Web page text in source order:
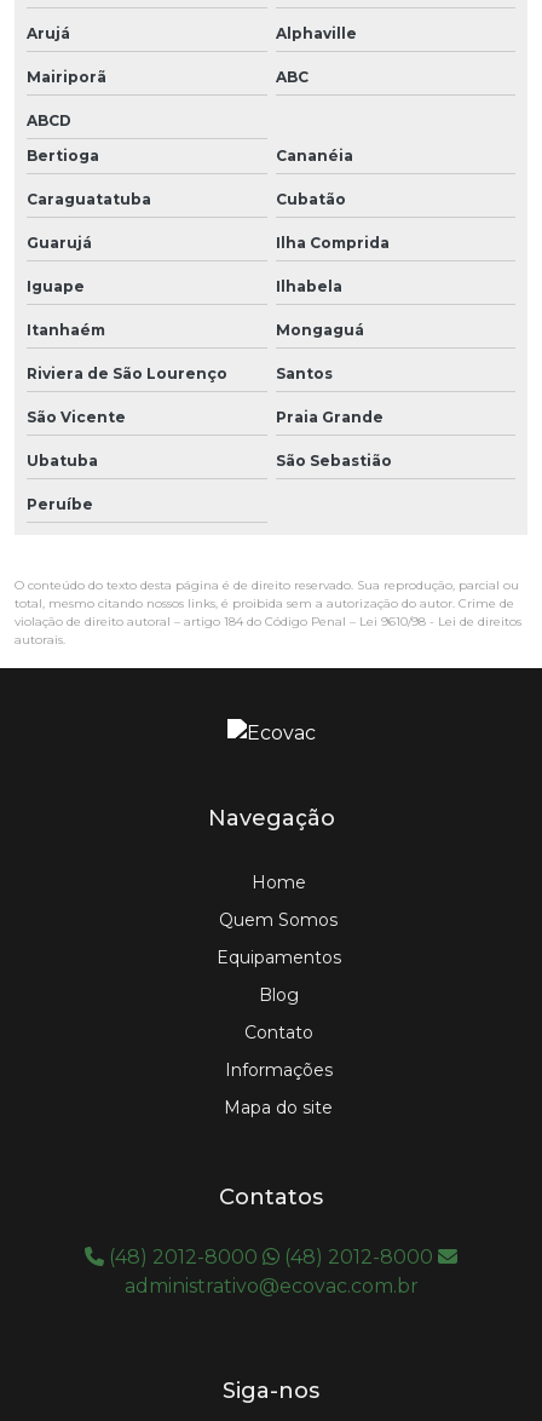
Arujá Alphaville
Mairiporã ABC
ABCD
Bertioga
Cananéia
Caraguatatuba Cubatão
Guarujá Ilha Comprida
Iguape Ilhabela
Itanhaém Mongaguá
Riviera de São Lourenço Santos
São Vicente Praia Grande
Ubatuba São Sebastião
Peruíbe
O conteúdo do texto desta página é de direito reservado. Sua reprodução, parcial ou
total, mesmo citando nossos links, é proibida sem a autorização do autor. Crime de
violação de direito autoral – artigo 184 do Código Penal – Lei 9610/98 - Lei de direitos
autorais.
Navegação
Home
Quem Somos
Equipamentos
Blog
Contato
Informações
Mapa do site
Contatos
(48) 2012-8000
(48) 2012-8000
administrativo@ecovac.com.br
Siga-nos